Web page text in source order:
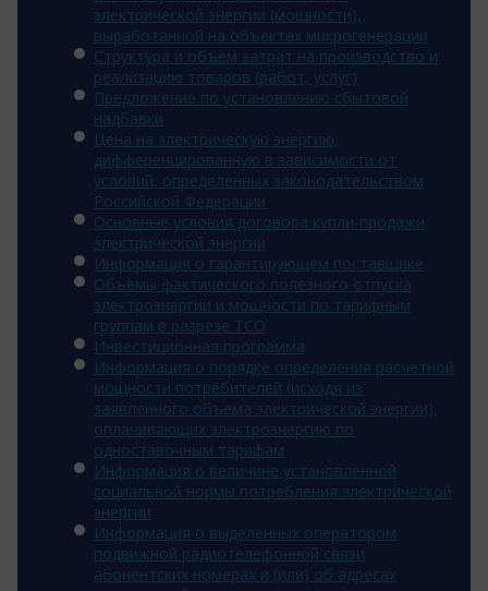
электрической энергии (мощности),
выработанной на объектах микрогенерации
Структура и объем затрат на производство и
реализацию товаров (работ, услуг)
Предложение по установлению сбытовой
надбавки
Цена на электрическую энергию,
дифференцированную в зависимости от
условий, определенных законодательством
Российской Федерации
Основные условия договора купли-продажи
электрической энергии
Информация о гарантирующем поставщике
Объемы фактического полезного отпуска
электроэнергии и мощности по тарифным
группам в разрезе ТСО
Инвестиционная программа
Информация о порядке определения расчетной
мощности потребителей (исходя из
заявленного объема электрической энергии),
оплачивающих электроэнергию по
одноставочным тарифам
Информация о величине установленной
социальной нормы потребления электрической
энергии
Информация о выделенных оператором
подвижной радиотелефонной связи
абонентских номерах и (или) об адресах